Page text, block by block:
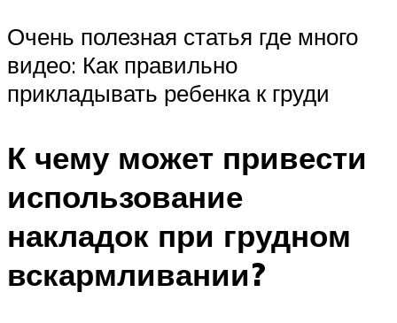
Очень полезная статья где много
видео: Как правильно
прикладывать ребенка к груди
К чему может привести
использование
накладок при грудном
вскармливании?